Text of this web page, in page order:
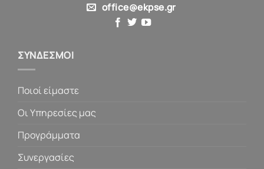
office@ekpse.gr
ΣΥΝΔΕΣΜΟΙ
Ποιοί είμαστε
Οι Υπηρεσίες μας
Προγράμματα
Συνεργασίες